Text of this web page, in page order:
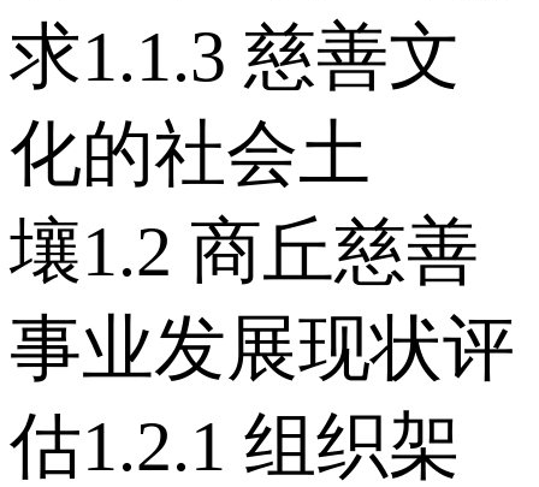
求 1.1.3 慈善文
化的社会土
壤 1.2 商丘慈善
事业发展现状评
估 1.2.1 组织架